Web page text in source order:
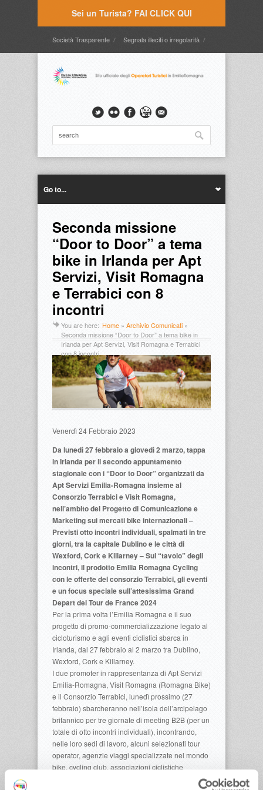
Sei un Turista? FAI CLICK QUI
Società Trasparente Segnala illeciti o irregolarità
Timbrature
Go to...
Seconda missione
“Door to Door” a tema
bike in Irlanda per Apt
Servizi, Visit Romagna
e Terrabici con 8
incontri
You are here: Home » Archivio Comunicati »
Seconda missione “Door to Door” a tema bike in
Irlanda per Apt Servizi, Visit Romagna e Terrabici
con 8 incontri
Venerdì 24 Febbraio 2023
Da lunedì 27 febbraio a giovedì 2 marzo, tappa
in Irlanda per il secondo appuntamento
stagionale con i “Door to Door” organizzati da
Apt Servizi Emilia-Romagna insieme al
Consorzio Terrabici e Visit Romagna,
nell’ambito del Progetto di Comunicazione e
Marketing sui mercati bike internazionali –
Previsti otto incontri individuali, spalmati in tre
giorni, tra la capitale Dublino e le città di
Wexford, Cork e Killarney – Sul “tavolo” degli
incontri, il prodotto Emilia Romagna Cycling
con le offerte del consorzio Terrabici, gli eventi
e un focus speciale sull’attesissima Grand
Depart del Tour de France 2024
Per la prima volta l’Emilia Romagna e il suo
progetto di promo-commercializzazione legato al
cicloturismo e agli eventi ciclistici sbarca in
Irlanda, dal 27 febbraio al 2 marzo tra Dublino,
Wexford, Cork e Killarney.
I due promoter in rappresentanza di Apt Servizi
Emilia-Romagna, Visit Romagna (Romagna Bike)
e il Consorzio Terrabici, lunedì prossimo (27
febbraio) sbarcheranno nell’isola dell’arcipelago
britannico per tre giornate di meeting B2B (per un
totale di otto incontri individuali), incontrando,
nelle loro sedi di lavoro, alcuni selezionati tour
operator, agenzie viaggi specializzate nel mondo
bike, cycling club, associazioni ciclistiche
amatoriali e anche giornalisti e blogger di settore.